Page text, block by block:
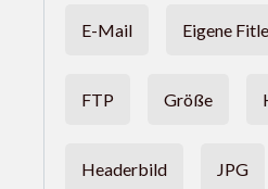
E-Mail Eigene
FTP Größe
Headerbild JPG